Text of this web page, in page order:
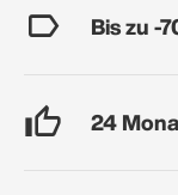
Bis zu -
24